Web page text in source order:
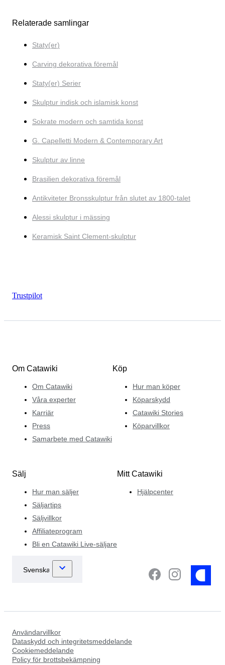
Relaterade samlingar
Staty(er)
Carving dekorativa föremål
Staty(er) Serier
Skulptur indisk och islamisk konst
Sokrate modern och samtida konst
G. Capelletti Modern & Contemporary Art
Skulptur av linne
Brasilien dekorativa föremål
Antikviteter Bronsskulptur från slutet av 1800-talet
Alessi skulptur i mässing
Keramisk Saint Clement-skulptur
Trustpilot
Om Catawiki
Om Catawiki
Våra experter
Karriär
Press
Samarbete med Catawiki
Köp
Hur man köper
Köparskydd
Catawiki Stories
Köparvillkor
Sälj
Hur man säljer
Säljartips
Säljvillkor
Affiliateprogram
Bli en Catawiki Live-säljare
Mitt Catawiki
Hjälpcenter
Användarvillkor
Dataskydd och integritetsmeddelande
Cookiemeddelande
Policy för brottsbekämpning